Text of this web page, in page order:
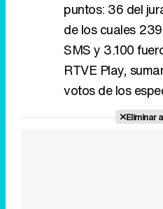
puntos: 36 del
de los cuales
SMS y 3.100
RTVE Play,
votos de los
Eliminar